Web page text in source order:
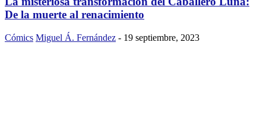
De la muerte al renacimiento
Cómics Miguel Á. Fernández - 19 septiembre, 2023